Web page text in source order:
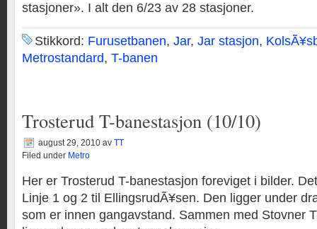
stasjoner». I alt den 6/23 av 28 stasjoner.
Stikkord: Furusetbanen, Jar, Jar stasjon,
Metrostandard, T-banen
Trosterud T-banestasjon (10/10)
august 29, 2010 av TT
Filed under Metro
Her er Trosterud T-banestasjon foreviget i bilder.
Linje 1 og 2 til EllingsrudÃ¥sen. Den ligger under
som er innen gangavstand. Sammen med Stovner